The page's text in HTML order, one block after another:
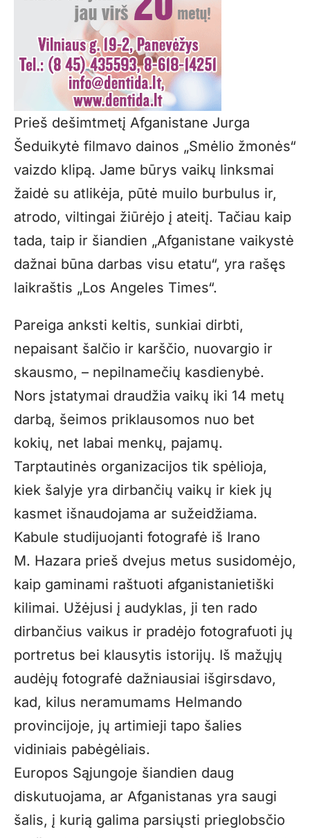
Prieš dešimtmetį Afganistane Jurga
Šeduikytė filmavo dainos „Smėlio žmonės“
vaizdo klipą. Jame būrys vaikų linksmai
žaidė su atlikėja, pūtė muilo burbulus ir,
atrodo, viltingai žiūrėjo į ateitį. Tačiau kaip
tada, taip ir šiandien „Afganistane vaikystė
dažnai būna darbas visu etatu“, yra rašęs
laikraštis „Los Angeles Times“.
Pareiga anksti keltis, sunkiai dirbti,
nepaisant šalčio ir karščio, nuovargio ir
skausmo, – nepilnamečių kasdienybė.
Nors įstatymai draudžia vaikų iki 14 metų
darbą, šeimos priklausomos nuo bet
kokių, net labai menkų, pajamų.
Tarptautinės organizacijos tik spėlioja,
kiek šalyje yra dirbančių vaikų ir kiek jų
kasmet išnaudojama ar sužeidžiama.
Kabule studijuojanti fotografė iš Irano
M. Hazara prieš dvejus metus susidomėjo,
kaip gaminami raštuoti afganistanietiški
kilimai. Užėjusi į audyklas, ji ten rado
dirbančius vaikus ir pradėjo fotografuoti jų
portretus bei klausytis istorijų. Iš mažųjų
audėjų fotografė dažniausiai išgirsdavo,
kad, kilus neramumams Helmando
provincijoje, jų artimieji tapo šalies
vidiniais pabėgėliais.
Europos Sąjungoje šiandien daug
diskutuojama, ar Afganistanas yra saugi
šalis, į kurią galima parsiųsti prieglobsčio